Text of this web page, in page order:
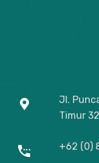
Jl.
Timur
+62 (0)